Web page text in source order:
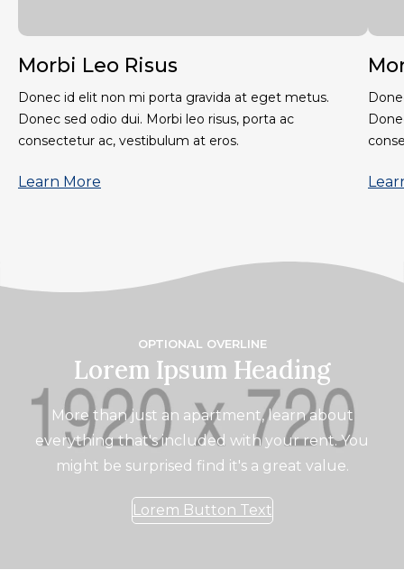
Morbi Leo Risus
Donec id elit non mi porta gravida at eget metus.
Donec sed odio dui. Morbi leo risus, porta ac
consectetur ac, vestibulum at eros.
Learn More
OPTIONAL OVERLINE
Lorem Ipsum Heading
More than just an apartment, learn about
everything that's included with your rent. You
might be surprised find it's a great value.
Lorem Button Text